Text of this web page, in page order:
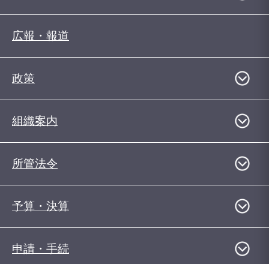
広報・報道
政策
組織案内
所管法令
予算・決算
申請・手続